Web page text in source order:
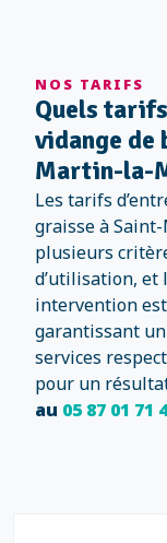
NOS TARIFS
Quels
vidange de
Martin-la-
Les tarifs
graisse à
plusieurs
d’utilisation, et
intervention est
garantissant
services
pour un
au 05 87 01 71